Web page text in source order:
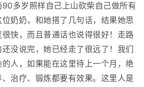
多岁照样自己上山砍柴自己做所有
奶奶，和她搭了几句话，结果她思
快，而且普通话也说得很好！走路
没说完，她已经走了很远了！我们
人，如果能在这里待上一个月，绝
治疗、锻炼都要有效果。这里人是